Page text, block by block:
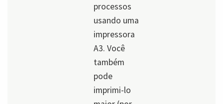
processos
usando uma
impressora
A3. Você
também
pode
imprimi-lo